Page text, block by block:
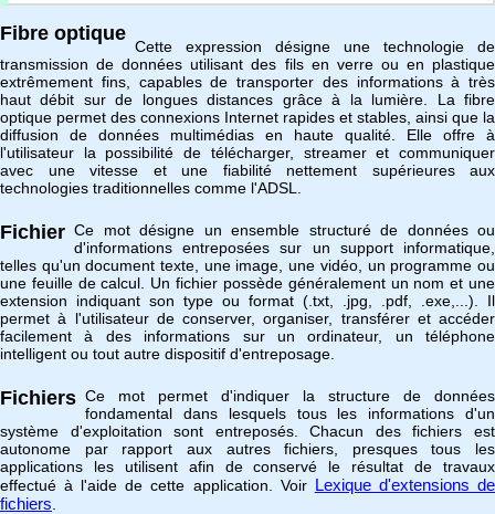
Fibre optique
Cette expression désigne une technologie de
transmission de données utilisant des fils en verre ou en plastique
extrêmement fins, capables de transporter des informations à très
haut débit sur de longues distances grâce à la lumière. La fibre
optique permet des connexions Internet rapides et stables, ainsi que la
diffusion de données multimédias en haute qualité. Elle offre à
l'utilisateur la possibilité de télécharger, streamer et communiquer
avec une vitesse et une fiabilité nettement supérieures aux
technologies traditionnelles comme l'ADSL.
Fichier Ce mot désigne un ensemble structuré de données ou
d'informations entreposées sur un support informatique,
telles qu'un document texte, une image, une vidéo, un programme ou
une feuille de calcul. Un fichier possède généralement un nom et une
extension indiquant son type ou format (.txt, .jpg, .pdf, .exe,...). Il
permet à l'utilisateur de conserver, organiser, transférer et accéder
facilement à des informations sur un ordinateur, un téléphone
intelligent ou tout autre dispositif d'entreposage.
Fichiers Ce mot permet d'indiquer la structure de données
fondamental dans lesquels tous les informations d'un
système d'exploitation sont entreposés. Chacun des fichiers est
autonome par rapport aux autres fichiers, presques tous les
applications les utilisent afin de conservé le résultat de travaux
effectué à l'aide de cette application. Voir Lexique d'extensions de
fichiers